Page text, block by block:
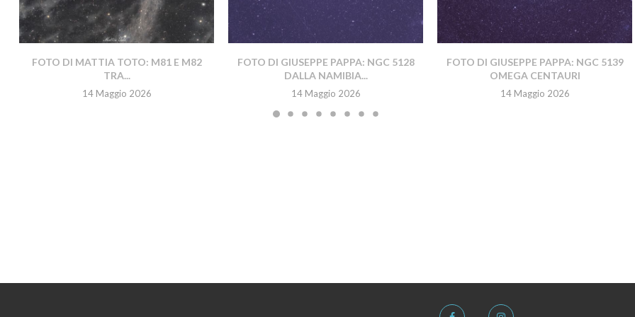
FOTO DI MATTIA TOTO: M81 E M82
TRA...
14 Maggio 2026
FOTO DI GIUSEPPE PAPPA: NGC 5128
DALLA NAMIBIA...
14 Maggio 2026
FOTO DI GIUSEPPE PAPPA: NGC 5139
OMEGA CENTAURI
14 Maggio 2026